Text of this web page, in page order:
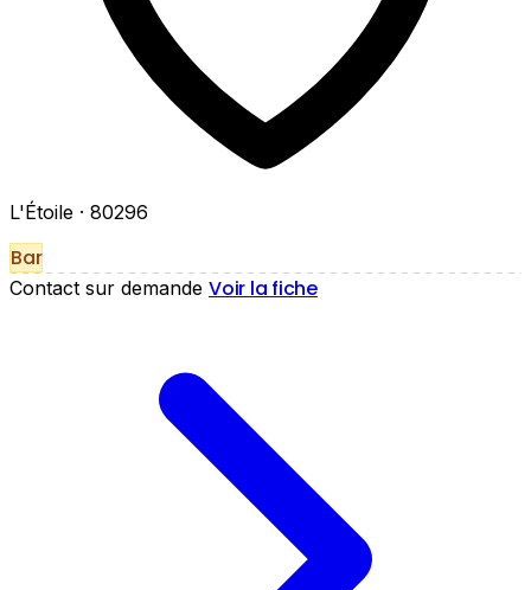
L'Étoile · 80296
Bar
Contact sur demande Voir la fiche